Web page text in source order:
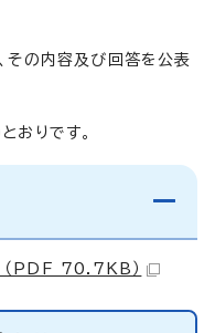
その内容及び回答を公表
おりです。
（PDF 70.7KB）